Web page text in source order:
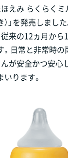
えみ らくらく
」を発売しまし
来の12ヵ月か
。日常と非常時
んが安全かつ安心
ります。